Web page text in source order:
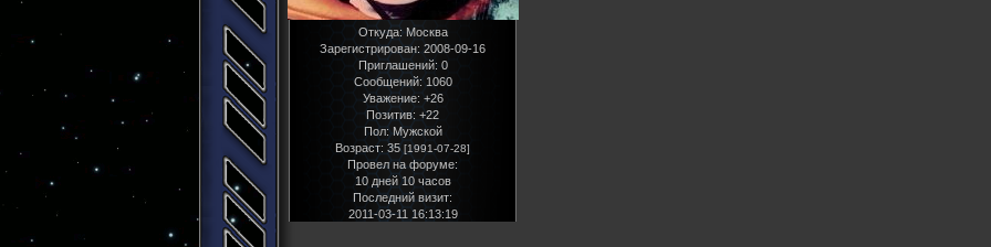
Откуда:Москва
Зарегистрирован: 2008-09-16
Приглашений: 0
Сообщений: 1060
Уважение: +26
Позитив: +22
Пол:Мужской
Возраст: 35 [1991-07-28]
Провел на форуме:
10 дней 10 часов
Последний визит:
2011-03-11 16:13:19